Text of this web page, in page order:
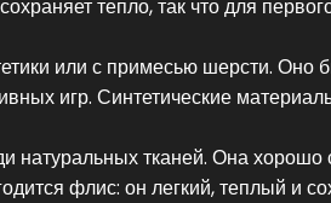
тепло, так что для
или с примесью шерсти. Оно
игр. Синтетические
тканей. Она хорошо
флис: он легкий, теплый и